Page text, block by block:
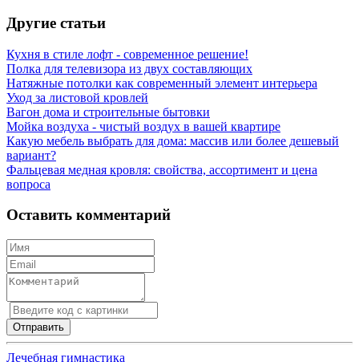
Другие статьи
Кухня в стиле лофт - современное решение!
Полка для телевизора из двух составляющих
Натяжные потолки как современный элемент интерьера
Уход за листовой кровлей
Вагон дома и строительные бытовки
Мойка воздуха - чистый воздух в вашей квартире
Какую мебель выбрать для дома: массив или более дешевый
вариант?
Фальцевая медная кровля: свойства, ассортимент и цена
вопроса
Оставить комментарий
Лечебная гимнастика